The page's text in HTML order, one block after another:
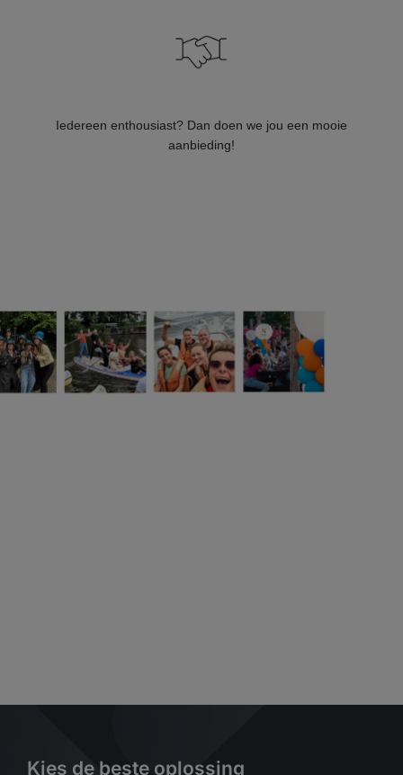
Iedereen enthousiast? Dan doen we jou een mooie
aanbieding!
Kies de beste oplossing